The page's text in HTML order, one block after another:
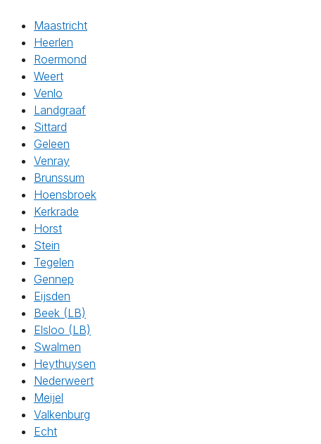
Maastricht
Heerlen
Roermond
Weert
Venlo
Landgraaf
Sittard
Geleen
Venray
Brunssum
Hoensbroek
Kerkrade
Horst
Stein
Tegelen
Gennep
Eijsden
Beek (LB)
Elsloo (LB)
Swalmen
Heythuysen
Nederweert
Meijel
Valkenburg
Echt